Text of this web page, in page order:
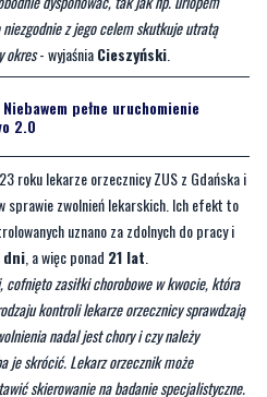
z jego celem skutkuje utratą
okres- wyjaśniaCieszyński.
Niebawem pełne uruchomienie
2.0
roku lekarze orzecznicy ZUS z Gdańska i
sprawie zwolnień lekarskich. Ich efekt to
uznano za zdolnych do pracy i
dni, a więc ponad 21 lat.
zasiłki chorobowe w kwocie, która
kontroli lekarze orzecznicy sprawdzają
nadal jest chory i czy należy
je skrócić. Lekarz orzecznik może
skierowanie na badanie specjalistyczne.